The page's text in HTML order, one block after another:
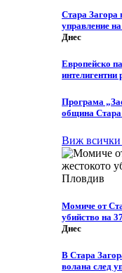
Стара Загора
управление
Днес
Европейско
интелигентни
Програма
община Стара
Виж всички
Момиче от
убийство на
Днес
В Стара
волана след